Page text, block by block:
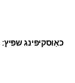
כאַוסקיפּינג שפּיץ: